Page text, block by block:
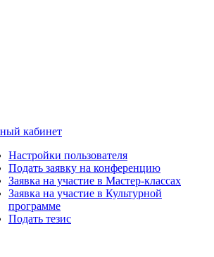
кабинет
Настройки пользователя
Подать заявку на конференцию
Заявка на участие в Мастер-классах
Заявка на участие в Культурной
программе
Подать тезис